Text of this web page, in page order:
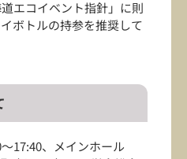
エコイベント指針」に則
ボトルの持参を推奨して
17:40、メインホール